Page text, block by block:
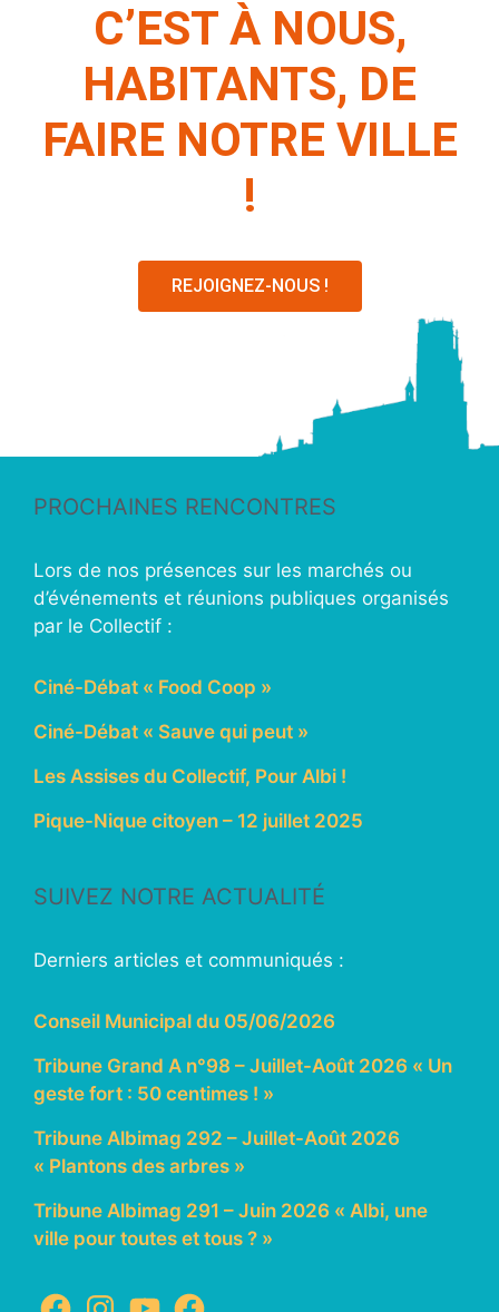
C’EST À NOUS,
HABITANTS, DE
FAIRE NOTRE VILLE
!
REJOIGNEZ-NOUS !
PROCHAINES RENCONTRES
Lors de nos présences sur les marchés ou
d’événements et réunions publiques organisés
par le Collectif :
Ciné-Débat « Food Coop »
Ciné-Débat « Sauve qui peut »
Les Assises du Collectif, Pour Albi !
Pique-Nique citoyen – 12 juillet 2025
SUIVEZ NOTRE ACTUALITÉ
Derniers articles et communiqués :
Conseil Municipal du 05/06/2026
Tribune Grand A n°98 – Juillet-Août 2026 « Un
geste fort : 50 centimes ! »
Tribune Albimag 292 – Juillet-Août 2026
« Plantons des arbres »
Tribune Albimag 291 – Juin 2026 « Albi, une
ville pour toutes et tous ? »